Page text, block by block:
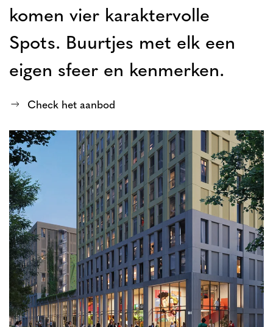
komen vier karaktervolle
Spots. Buurtjes met elk een
eigen sfeer en kenmerken.
Check het aanbod